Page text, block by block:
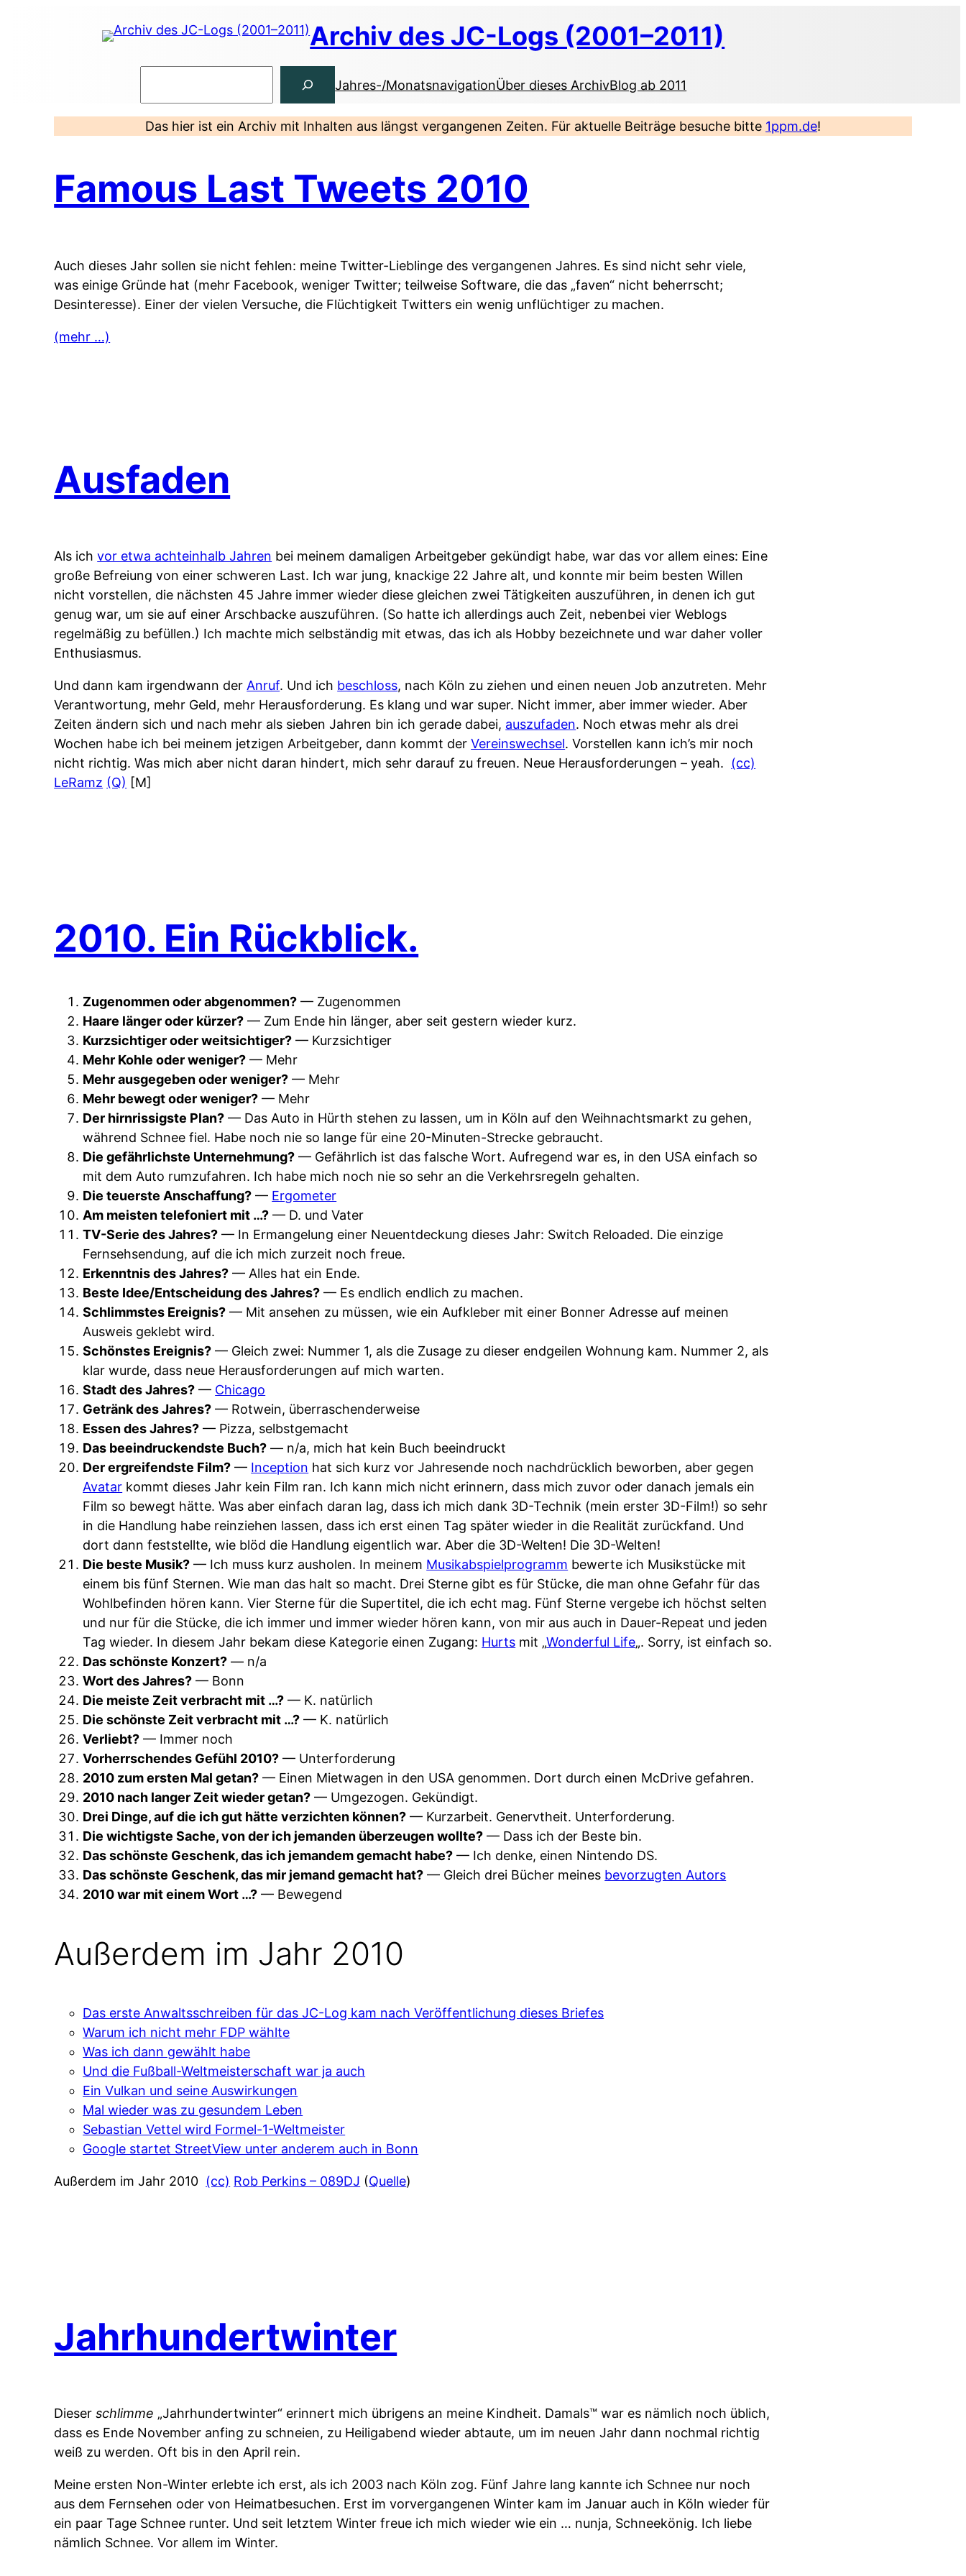
Archiv des JC-Logs (2001–2011)
Jahres-/MonatsnavigationÜber dieses ArchivBlog ab 2011
Das hier ist ein Archiv mit Inhalten aus längst vergangenen Zeiten. Für aktuelle Beiträge besuche bitte 1ppm.de!
Famous Last Tweets 2010
Auch dieses Jahr sollen sie nicht fehlen: meine Twitter-Lieblinge des vergangenen Jahres. Es sind nicht sehr viele,
was einige Gründe hat (mehr Facebook, weniger Twitter; teilweise Software, die das „faven“ nicht beherrscht;
Desinteresse). Einer der vielen Versuche, die Flüchtigkeit Twitters ein wenig unflüchtiger zu machen.
(mehr …)
Ausfaden
Als ichvor etwa achteinhalb Jahren bei meinem damaligen Arbeitgeber gekündigt habe, war das vor allem eines: Eine
große Befreiung von einer schweren Last. Ich war jung, knackige 22 Jahre alt, und konnte mir beim besten Willen
nicht vorstellen, die nächsten 45 Jahre immer wieder diese gleichen zwei Tätigkeiten auszuführen, in denen ich gut
genug war, um sie auf einer Arschbacke auszuführen. (So hatte ich allerdings auch Zeit, nebenbei vier Weblogs
regelmäßig zu befüllen.) Ich machte mich selbständig mit etwas, das ich als Hobby bezeichnete und war daher voller
Enthusiasmus.
Und dann kam irgendwann der Anruf. Und ich beschloss, nach Köln zu ziehen und einen neuen Job anzutreten. Mehr
Verantwortung, mehr Geld, mehr Herausforderung. Es klang und war super. Nicht immer, aber immer wieder. Aber
Zeiten ändern sich und nach mehr als sieben Jahren bin ich gerade dabei, auszufaden. Noch etwas mehr als drei
Wochen habe ich bei meinem jetzigen Arbeitgeber, dann kommt derVereinswechsel. Vorstellen kann ich’s mir noch
nicht richtig. Was mich aber nicht daran hindert, mich sehr darauf zu freuen. Neue Herausforderungen – yeah.
(cc)
LeRamz (Q) [M]
2010. Ein Rückblick.
Zugenommen oder abgenommen? — Zugenommen
Haare länger oder kürzer? — Zum Ende hin länger, aber seit gestern wieder kurz.
Kurzsichtiger oder weitsichtiger? — Kurzsichtiger
Mehr Kohle oder weniger? — Mehr
Mehr ausgegeben oder weniger? — Mehr
Mehr bewegt oder weniger? — Mehr
Der hirnrissigste Plan? — Das Auto in Hürth stehen zu lassen, um in Köln auf den Weihnachtsmarkt zu gehen,
während Schnee fiel. Habe noch nie so lange für eine 20-Minuten-Strecke gebraucht.
Die gefährlichste Unternehmung? — Gefährlich ist das falsche Wort. Aufregend war es, in den USA einfach so
mit dem Auto rumzufahren. Ich habe mich noch nie so sehr an die Verkehrsregeln gehalten.
Die teuerste Anschaffung? — Ergometer
Am meisten telefoniert mit …? — D. und Vater
TV-Serie des Jahres? — In Ermangelung einer Neuentdeckung dieses Jahr: Switch Reloaded. Die einzige
Fernsehsendung, auf die ich mich zurzeit noch freue.
Erkenntnis des Jahres? — Alles hat ein Ende.
Beste Idee/Entscheidung des Jahres? — Es endlich endlich zu machen.
Schlimmstes Ereignis? — Mit ansehen zu müssen, wie ein Aufkleber mit einer Bonner Adresse auf meinen
Ausweis geklebt wird.
Schönstes Ereignis? — Gleich zwei: Nummer 1, als die Zusage zu dieser endgeilen Wohnung kam. Nummer 2, als
klar wurde, dass neue Herausforderungen auf mich warten.
Stadt des Jahres? — Chicago
Getränk des Jahres? — Rotwein, überraschenderweise
Essen des Jahres? — Pizza, selbstgemacht
Das beeindruckendste Buch? — n/a, mich hat kein Buch beeindruckt
Der ergreifendste Film? — Inception hat sich kurz vor Jahresende noch nachdrücklich beworben, aber gegen
Avatar kommt dieses Jahr kein Film ran. Ich kann mich nicht erinnern, dass mich zuvor oder danach jemals ein
Film so bewegt hätte. Was aber einfach daran lag, dass ich mich dank 3D-Technik (mein erster 3D-Film!) so sehr
in die Handlung habe reinziehen lassen, dass ich erst einen Tag später wieder in die Realität zurückfand. Und
dort dann feststellte, wie blöd die Handlung eigentlich war. Aber die 3D-Welten! Die 3D-Welten!
Die beste Musik? — Ich muss kurz ausholen. In meinem Musikabspielprogramm bewerte ich Musikstücke mit
einem bis fünf Sternen. Wie man das halt so macht. Drei Sterne gibt es für Stücke, die man ohne Gefahr für das
Wohlbefinden hören kann. Vier Sterne für die Supertitel, die ich echt mag. Fünf Sterne vergebe ich höchst selten
und nur für die Stücke, die ich immer und immer wieder hören kann, von mir aus auch in Dauer-Repeat und jeden
Tag wieder. In diesem Jahr bekam diese Kategorie einen Zugang: Hurts mit „Wonderful Life„. Sorry, ist einfach so.
Das schönste Konzert? — n/a
Wort des Jahres? — Bonn
Die meiste Zeit verbracht mit …? — K. natürlich
Die schönste Zeit verbracht mit …? — K. natürlich
Verliebt? — Immer noch
Vorherrschendes Gefühl 2010? — Unterforderung
2010 zum ersten Mal getan? — Einen Mietwagen in den USA genommen. Dort durch einen McDrive gefahren.
2010 nach langer Zeit wieder getan? — Umgezogen. Gekündigt.
Drei Dinge, auf die ich gut hätte verzichten können? — Kurzarbeit. Genervtheit. Unterforderung.
Die wichtigste Sache, von der ich jemanden überzeugen wollte? — Dass ich der Beste bin.
Das schönste Geschenk, das ich jemandem gemacht habe? — Ich denke, einen Nintendo DS.
Das schönste Geschenk, das mir jemand gemacht hat? — Gleich drei Bücher meines bevorzugten Autors
2010 war mit einem Wort …? — Bewegend
Außerdem im Jahr 2010
Das erste Anwaltsschreiben für das JC-Log kam nach Veröffentlichung dieses Briefes
Warum ich nicht mehr FDP wählte
Was ich dann gewählt habe
Und die Fußball-Weltmeisterschaft war ja auch
Ein Vulkan und seine Auswirkungen
Mal wieder was zu gesundem Leben
Sebastian Vettel wird Formel-1-Weltmeister
Google startet StreetView unter anderem auch in Bonn
Außerdem im Jahr 2010 (cc) Rob Perkins – 089DJ (Quelle)
Jahrhundertwinter
Dieserschlimme „Jahrhundertwinter“ erinnert mich übrigens an meine Kindheit. Damals™ war es nämlich noch üblich,
dass es Ende November anfing zu schneien, zu Heiligabend wieder abtaute, um im neuen Jahr dann nochmal richtig
weiß zu werden. Oft bis in den April rein.
Meine ersten Non-Winter erlebte ich erst, als ich 2003 nach Köln zog. Fünf Jahre lang kannte ich Schnee nur noch
aus dem Fernsehen oder von Heimatbesuchen. Erst im vorvergangenen Winter kam im Januar auch in Köln wieder für
ein paar Tage Schnee runter. Und seit letztem Winter freue ich mich wieder wie ein … nunja, Schneekönig. Ich liebe
nämlich Schnee. Vor allem im Winter.